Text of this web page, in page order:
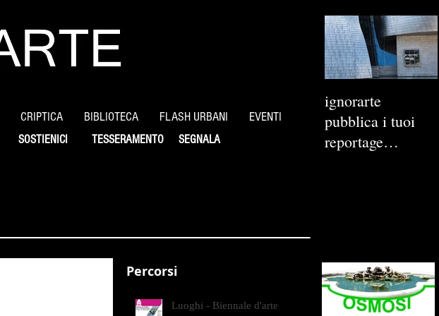
CRIPTICA BIBLIOTECA FLASH URBANI EVENTI
SOSTIENICI SEGNALA
TESSERAMENTO
ignorarte
pubblica i tuoi
reportage
Percorsi
Luoghi - Biennale d'arte